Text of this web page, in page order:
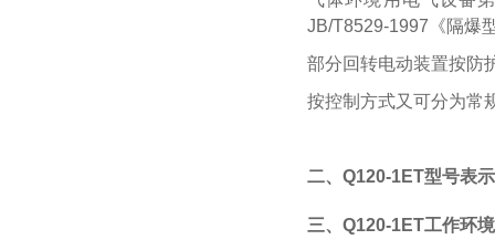
JB/T8529-1997《隔爆
部分回转电动装置按防
按控制方式又可分为常
二、 Q120-1ET型号表
三、 Q120-1ET工作环